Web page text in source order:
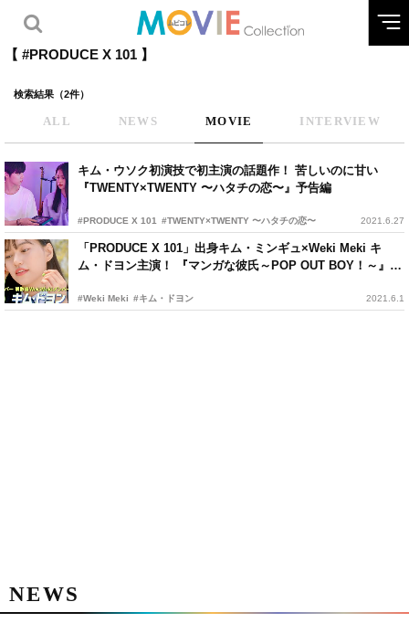
【 #PRODUCE X 101 】
検索結果（2件）
ALL NEWS MOVIE INTERVIEW
キム・ウソク初演技で初主演の話題作！ 苦しいのに甘い
『TWENTY×TWENTY 〜ハタチの恋〜』予告編
#PRODUCE X 101 #TWENTY×TWENTY 〜ハタチの恋〜 2021.6.27
「PRODUCE X 101」出身キム・ミンギュ×Weki Meki キ
ム・ドヨン主演！ 『マンガな彼氏～POP OUT BOY！～』予
#Weki Meki #キム・ドヨン 2021.6.1
NEWS